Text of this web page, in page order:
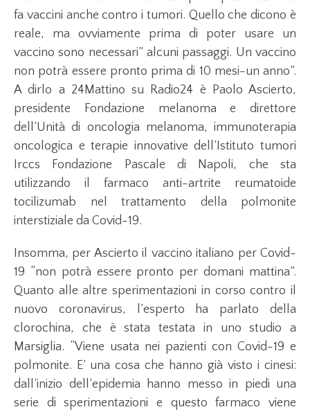
fa vaccini anche contro i tumori. Quello che dicono è
reale, ma ovviamente prima di poter usare un
vaccino sono necessari” alcuni passaggi. Un vaccino
non potrà essere pronto prima di 10 mesi-un anno”.
A dirlo a 24Mattino su Radio24 è Paolo Ascierto,
presidente Fondazione melanoma e direttore
dell’Unità di oncologia melanoma, immunoterapia
oncologica e terapie innovative dell’Istituto tumori
Irccs Fondazione Pascale di Napoli, che sta
utilizzando il farmaco anti-artrite reumatoide
tocilizumab nel trattamento della polmonite
interstiziale da Covid-19.
Insomma, per Ascierto il vaccino italiano per Covid-
19 “non potrà essere pronto per domani mattina”.
Quanto alle altre sperimentazioni in corso contro il
nuovo coronavirus, l’esperto ha parlato della
clorochina, che è stata testata in uno studio a
Marsiglia. “Viene usata nei pazienti con Covid-19 e
polmonite. E’ una cosa che hanno già visto i cinesi:
dall’inizio dell’epidemia hanno messo in piedi una
serie di sperimentazioni e questo farmaco viene